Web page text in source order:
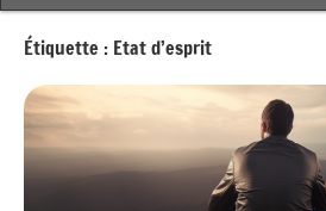
Étiquette : Etat d’esprit